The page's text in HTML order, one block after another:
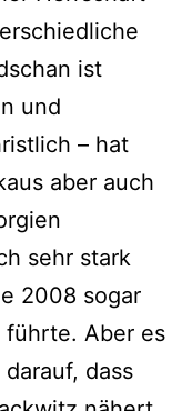
ist
und
– hat
aber auch
sehr stark
2008 sogar
führte. Aber es
dass